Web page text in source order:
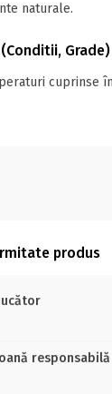
naturale.
Grade)
cuprinse
produs
responsabilă